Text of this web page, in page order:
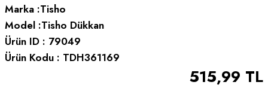
Marka :Tisho
Model :Tisho Dükkan
Ürün ID : 79049
Ürün Kodu : TDH361169
515,99 TL